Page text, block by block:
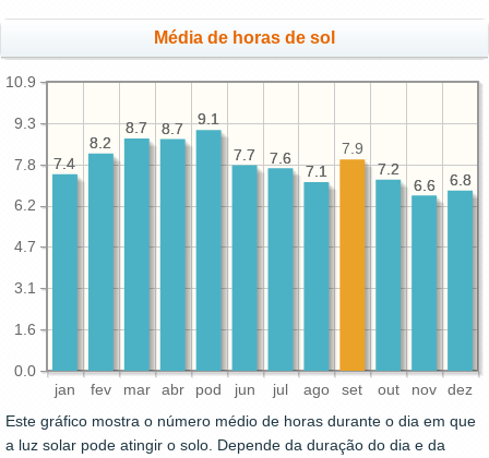
Média de horas de sol
jan fev mar abr pod jun jul ago set out nov dez
0.0
1.6
3.1
4.7
6.2
7.8
9.3
10.9
6.8
6.6
7.2
7.1
7.6
7.7
9.1
8.7
8.7
8.2
7.4
6.8
6.6
7.2
7.9
7.1
7.6
7.7
9.1
8.7
8.7
8.2
7.4
Este gráfico mostra o número médio de horas durante o dia em que
a luz solar pode atingir o solo. Depende da duração do dia e da